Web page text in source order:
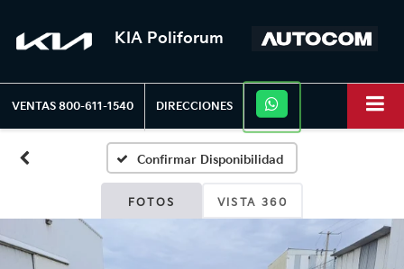
KIA Poliforum
VENTAS 800-611-1540 DIRECCIONES
Confirmar Disponibilidad
FOTOS VISTA 360